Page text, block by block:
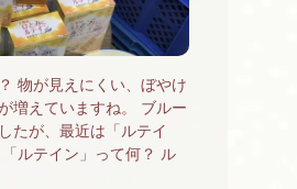
物が見えにくい、ぼやけ
増えていますね。 ブルー
たが、最近は「ルテイ
ルテイン」って何？ ル